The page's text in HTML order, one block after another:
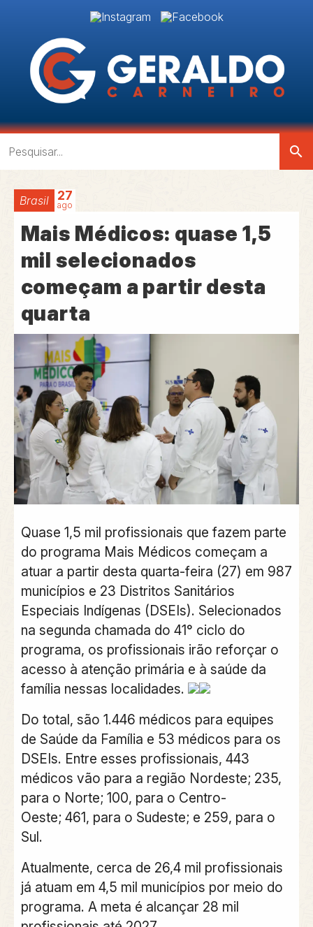
search
Brasil 27
ago
Mais Médicos: quase 1,5
mil selecionados
começam a partir desta
quarta
Quase 1,5 mil profissionais que fazem parte
do programa Mais Médicos começam a
atuar a partir desta quarta-feira (27) em 987
municípios e 23 Distritos Sanitários
Especiais Indígenas (DSEIs). Selecionados
na segunda chamada do 41° ciclo do
programa, os profissionais irão reforçar o
acesso à atenção primária e à saúde da
família nessas localidades.
Do total, são 1.446 médicos para equipes
de Saúde da Família e 53 médicos para os
DSEIs. Entre esses profissionais, 443
médicos vão para a região Nordeste; 235,
para o Norte; 100, para o Centro-
Oeste; 461, para o Sudeste; e 259, para o
Sul.
Atualmente, cerca de 26,4 mil profissionais
já atuam em 4,5 mil municípios por meio do
programa. A meta é alcançar 28 mil